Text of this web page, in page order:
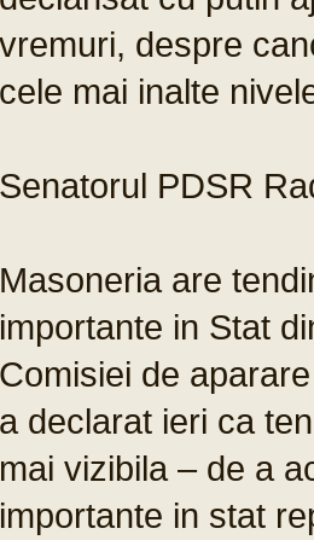
vremuri, despre
cele mai inalte
Senatorul PDSR
Masoneria are
importante in Stat
Comisiei de
a declarat ieri ca
mai vizibila – de a
importante in stat